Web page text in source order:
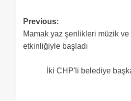
Previous:
Mamak yaz şenlikleri müzik
etkinliğiyle başladı
İki CHP'li belediye